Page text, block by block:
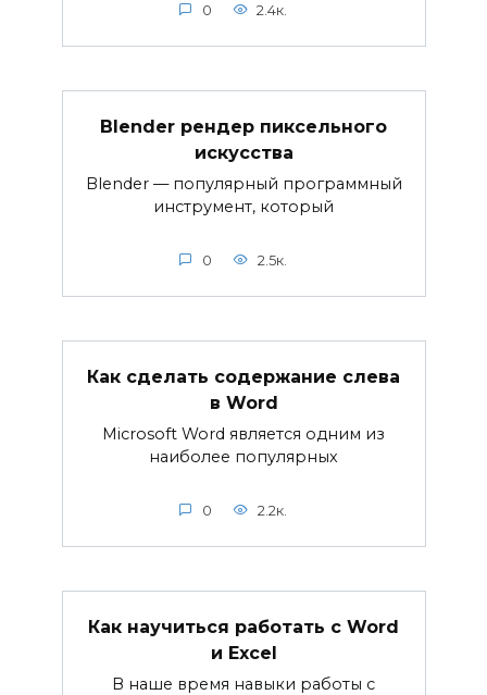
0 2.4к.
Blender рендер пиксельного
искусства
Blender — популярный программный
инструмент, который
0 2.5к.
Как сделать содержание слева
в Word
Microsoft Word является одним из
наиболее популярных
0 2.2к.
Как научиться работать с Word
и Excel
В наше время навыки работы с